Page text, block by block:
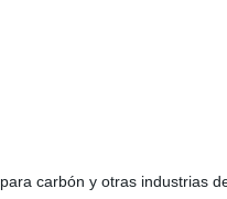
para carbón y otras industrias